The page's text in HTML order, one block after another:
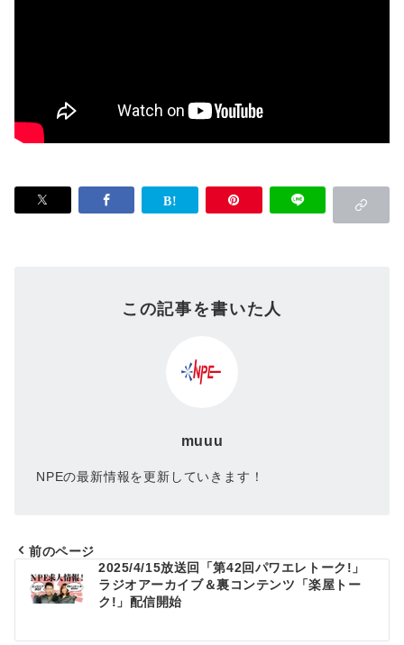
この記事を書いた人
muuu
NPEの最新情報を更新していきます！
投
稿
前のページ
2025/4/15放送回「第42回パワエレトーク!」
ラジオアーカイブ＆裏コンテンツ「楽屋トー
ク!」配信開始